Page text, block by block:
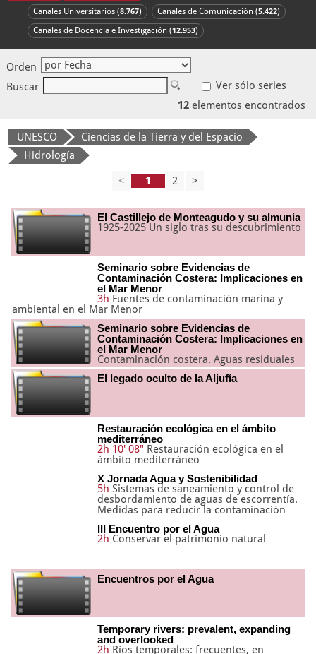
Canales Universitarios (8.767) Canales de Comunicación (5.422)
Canales de Docencia e Investigación (12.953)
Orden
Buscar
Ver sólo series
12 elementos encontrados
UNESCO
Ciencias de la Tierra y del Espacio
Hidrología
<
2 >
El Castillejo de Monteagudo y su almunia
1925-2025 Un siglo tras su descubrimiento
Seminario sobre Evidencias de
Contaminación Costera: Implicaciones en
el Mar Menor
3h Fuentes de contaminación marina y
ambiental en el Mar Menor
Seminario sobre Evidencias de
Contaminación Costera: Implicaciones en
el Mar Menor
Contaminación costera. Aguas residuales
El legado oculto de la Aljufía
Restauración ecológica en el ámbito
mediterráneo
2h 10' 08" Restauración ecológica en el
ámbito mediterráneo
X Jornada Agua y Sostenibilidad
5h Sistemas de saneamiento y control de
desbordamiento de aguas de escorrentía.
Medidas para reducir la contaminación
III Encuentro por el Agua
2h Conservar el patrimonio natural
Encuentros por el Agua
Temporary rivers: prevalent, expanding
and overlooked
2h Ríos temporales: frecuentes, en